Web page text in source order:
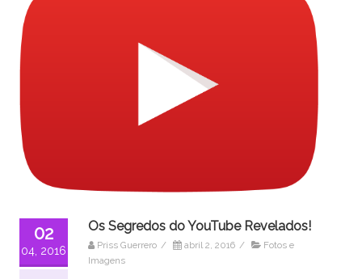
02
04, 2016
Os Segredos do YouTube Revelados!
Priss Guerrero / abril 2, 2016 /
Fotos e
Imagens